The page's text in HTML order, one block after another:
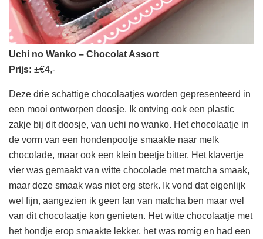
Uchi no Wanko – Chocolat Assort
Prijs: ±€4,-
Deze drie schattige chocolaatjes worden gepresenteerd in
een mooi ontworpen doosje. Ik ontving ook een plastic
zakje bij dit doosje, van uchi no wanko. Het chocolaatje in
de vorm van een hondenpootje smaakte naar melk
chocolade, maar ook een klein beetje bitter. Het klavertje
vier was gemaakt van witte chocolade met matcha smaak,
maar deze smaak was niet erg sterk. Ik vond dat eigenlijk
wel fijn, aangezien ik geen fan van matcha ben maar wel
van dit chocolaatje kon genieten. Het witte chocolaatje met
het hondje erop smaakte lekker, het was romig en had een